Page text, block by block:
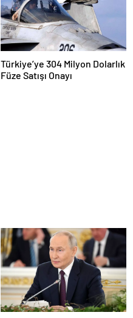
Türkiye’ye 304 Milyon Dolarlık
Füze Satışı Onayı